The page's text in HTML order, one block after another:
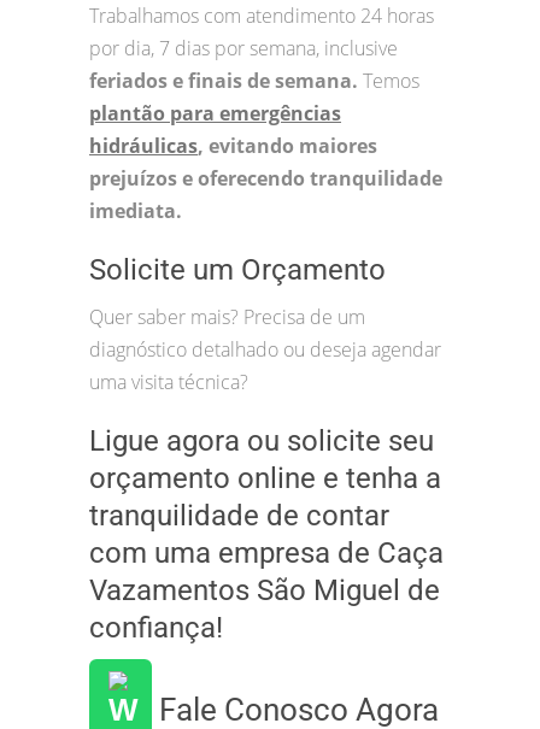
Trabalhamos com atendimento 24 horas
por dia, 7 dias por semana, inclusive
feriados e finais de semana. Temos
plantão para emergências
hidráulicas, evitando maiores
prejuízos e oferecendo tranquilidade
imediata.
Solicite um Orçamento
Quer saber mais? Precisa de um
diagnóstico detalhado ou deseja agendar
uma visita técnica?
Ligue agora ou solicite seu
orçamento online e tenha a
tranquilidade de contar
com uma empresa de Caça
Vazamentos São Miguel de
confiança!
Fale Conosco Agora